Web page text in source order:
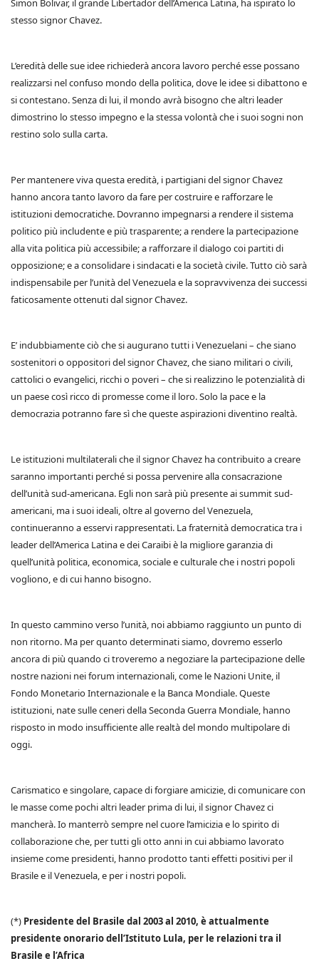
Simon Bolivar, il grande Libertador dell’America Latina, ha ispirato lo
stesso signor Chavez.
L’eredità delle sue idee richiederà ancora lavoro perché esse possano
realizzarsi nel confuso mondo della politica, dove le idee si dibattono e
si contestano. Senza di lui, il mondo avrà bisogno che altri leader
dimostrino lo stesso impegno e la stessa volontà che i suoi sogni non
restino solo sulla carta.
Per mantenere viva questa eredità, i partigiani del signor Chavez
hanno ancora tanto lavoro da fare per costruire e rafforzare le
istituzioni democratiche. Dovranno impegnarsi a rendere il sistema
politico più includente e più trasparente; a rendere la partecipazione
alla vita politica più accessibile; a rafforzare il dialogo coi partiti di
opposizione; e a consolidare i sindacati e la società civile. Tutto ciò sarà
indispensabile per l’unità del Venezuela e la sopravvivenza dei successi
faticosamente ottenuti dal signor Chavez.
E’ indubbiamente ciò che si augurano tutti i Venezuelani – che siano
sostenitori o oppositori del signor Chavez, che siano militari o civili,
cattolici o evangelici, ricchi o poveri – che si realizzino le potenzialità di
un paese così ricco di promesse come il loro. Solo la pace e la
democrazia potranno fare sì che queste aspirazioni diventino realtà.
Le istituzioni multilaterali che il signor Chavez ha contribuito a creare
saranno importanti perché si possa pervenire alla consacrazione
dell’unità sud-americana. Egli non sarà più presente ai summit sud-
americani, ma i suoi ideali, oltre al governo del Venezuela,
continueranno a esservi rappresentati. La fraternità democratica tra i
leader dell’America Latina e dei Caraibi è la migliore garanzia di
quell’unità politica, economica, sociale e culturale che i nostri popoli
vogliono, e di cui hanno bisogno.
In questo cammino verso l’unità, noi abbiamo raggiunto un punto di
non ritorno. Ma per quanto determinati siamo, dovremo esserlo
ancora di più quando ci troveremo a negoziare la partecipazione delle
nostre nazioni nei forum internazionali, come le Nazioni Unite, il
Fondo Monetario Internazionale e la Banca Mondiale. Queste
istituzioni, nate sulle ceneri della Seconda Guerra Mondiale, hanno
risposto in modo insufficiente alle realtà del mondo multipolare di
oggi.
Carismatico e singolare, capace di forgiare amicizie, di comunicare con
le masse come pochi altri leader prima di lui, il signor Chavez ci
mancherà. Io manterrò sempre nel cuore l’amicizia e lo spirito di
collaborazione che, per tutti gli otto anni in cui abbiamo lavorato
insieme come presidenti, hanno prodotto tanti effetti positivi per il
Brasile e il Venezuela, e per i nostri popoli.
(*) Presidente del Brasile dal 2003 al 2010, è attualmente
presidente onorario dell’Istituto Lula, per le relazioni tra il
Brasile e l’Africa